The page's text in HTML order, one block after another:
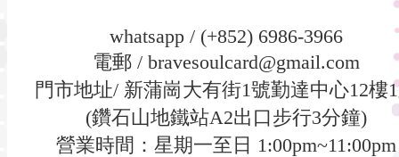
whatsapp / (+852) 6986-3966
電郵 / bravesoulcard@gmail.com
門市地址/ 新蒲崗大有街1號勤達中心12樓
(鑽石山地鐵站A2出口步行3分鐘)
營業時間：星期一至日 1:00pm~11:00pm